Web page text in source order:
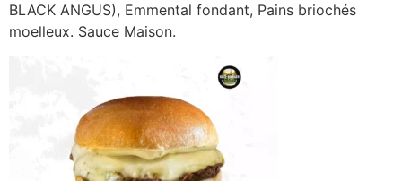
BLACK ANGUS), Emmental fondant, Pains briochés
moelleux. Sauce Maison.